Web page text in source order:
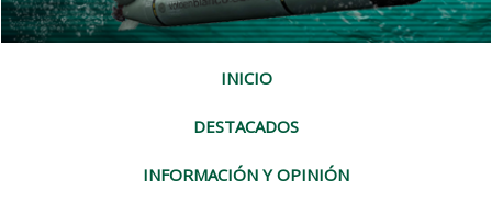
INICIO
DESTACADOS
INFORMACIÓN Y OPINIÓN